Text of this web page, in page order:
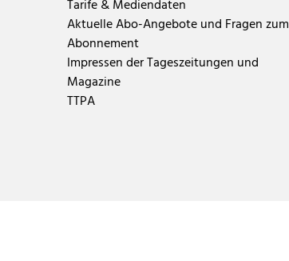
Tarife & Mediendaten
Aktuelle Abo-Angebote und Fragen zum
Abonnement
Impressen der Tageszeitungen und
Magazine
TTPA